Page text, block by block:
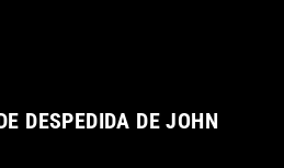
DESPEDIDA DE JOHN